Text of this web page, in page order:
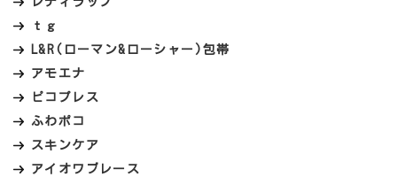
ｔｇ
L&R(ローマン&ローシャー)包帯
アモエナ
ピコプレス
ふわポコ
スキンケア
アイオワブレース